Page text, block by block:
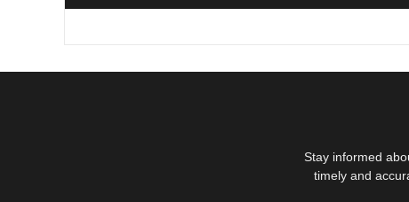
Stay informed
timely and